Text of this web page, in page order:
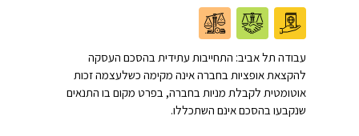
עבודה תל אביב: התחייבות עתידית בהסכם העסקה
להקצאת אופציות בחברה אינה מקימה כשלעצמה זכות
אוטומטית לקבלת מניות בחברה, בפרט מקום בו התנאים
שנקבעו בהסכם אינם השתכללו.